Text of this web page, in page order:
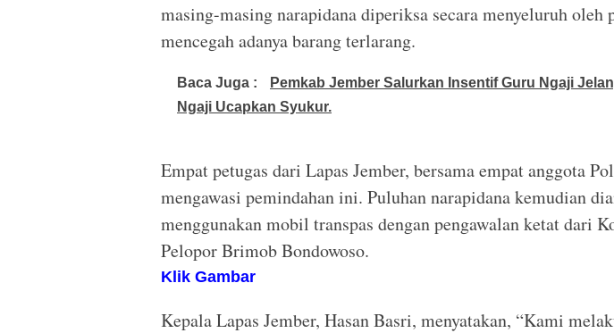
masing-masing narapidana diperiksa secara menyeluruh oleh
mencegah adanya barang terlarang.
Baca Juga :
Pemkab Jember Salurkan Insentif Guru Ngaji
Ngaji Ucapkan Syukur.
Empat petugas dari Lapas Jember, bersama empat anggota
mengawasi pemindahan ini. Puluhan narapidana kemudian
menggunakan mobil transpas dengan pengawalan ketat dari
Pelopor Brimob Bondowoso.
Klik Gambar
Kepala Lapas Jember, Hasan Basri, menyatakan, “Kami